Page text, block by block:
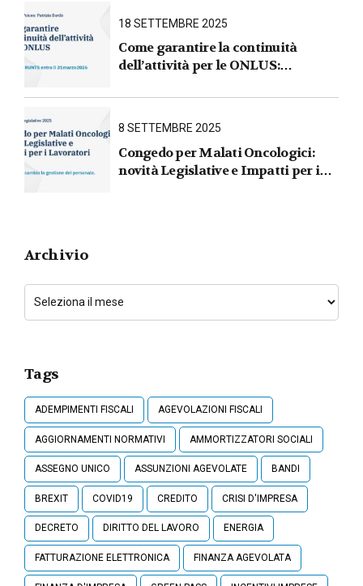
18 SETTEMBRE 2025
Come garantire la continuità
dell’attività per le ONLUS :
31 marzo 2026
8 SETTEMBRE 2025
Congedo per Malati Oncologici:
novità Legislative e Impatti per i
Archivio
Tags
ADEMPIMENTI FISCALI AGEVOLAZIONI FISCALI
AGGIORNAMENTI NORMATIVI AMMORTIZZATORI SOCIALI
ASSEGNO UNICO ASSUNZIONI AGEVOLATE BANDI
BREXIT COVID19 CREDITO CRISI D'IMPRESA
DECRETO DIRITTO DEL LAVORO ENERGIA
FATTURAZIONE ELETTRONICA FINANZA AGEVOLATA